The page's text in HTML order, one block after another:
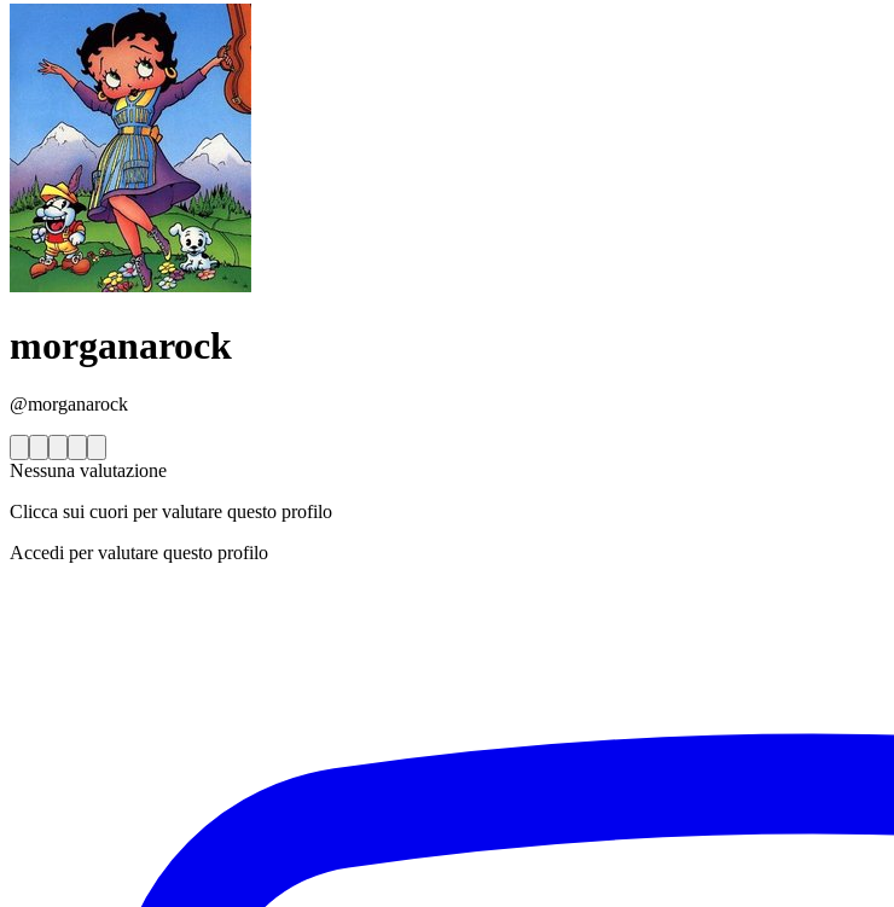
morganarock
@morganarock
Nessuna valutazione
Clicca sui cuori per valutare questo profilo
Accedi per valutare questo profilo